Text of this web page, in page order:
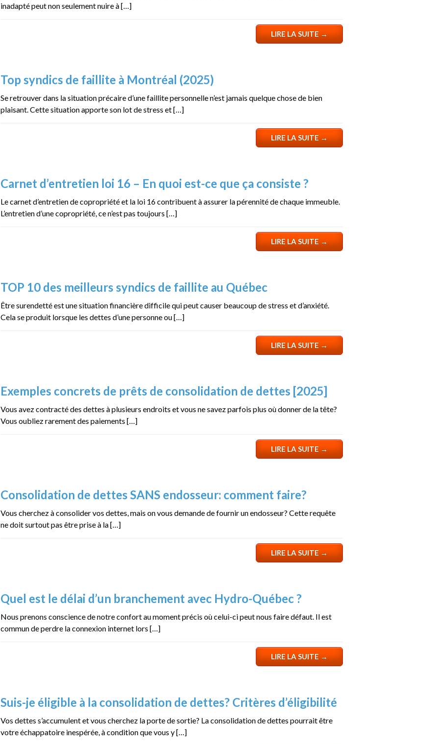
inadapté peut non seulement nuire à […]
LIRE LA SUITE→
Top syndics de faillite à Montréal (2025)
Se retrouver dans la situation précaire d’une faillite personnelle n’est jamais quelque chose de bien
plaisant. Cette situation apporte son lot de stress et […]
LIRE LA SUITE→
Carnet d’entretien loi 16 – En quoi est-ce que ça consiste ?
Le carnet d’entretien de copropriété et la loi 16 contribuent à assurer la pérennité de chaque immeuble.
L’entretien d’une copropriété, ce n’est pas toujours […]
LIRE LA SUITE→
TOP 10 des meilleurs syndics de faillite au Québec
Être surendetté est une situation financière difficile qui peut causer beaucoup de stress et d’anxiété.
Cela se produit lorsque les dettes d’une personne ou […]
LIRE LA SUITE→
Exemples concrets de prêts de consolidation de dettes [2025]
Vous avez contracté des dettes à plusieurs endroits et vous ne savez parfois plus où donner de la tête?
Vous oubliez rarement des paiements […]
LIRE LA SUITE→
Consolidation de dettes SANS endosseur: comment faire?
Vous cherchez à consolider vos dettes, mais on vous demande de fournir un endosseur? Cette requête
ne doit surtout pas être prise à la […]
LIRE LA SUITE→
Quel est le délai d’un branchement avec Hydro-Québec ?
Nous prenons conscience de notre confort au moment précis où celui-ci peut nous faire défaut. Il est
commun de perdre la connexion internet lors […]
LIRE LA SUITE→
Suis-je éligible à la consolidation de dettes? Critères d’éligibilité
Vos dettes s’accumulent et vous cherchez la porte de sortie? La consolidation de dettes pourrait être
votre échappatoire inespérée, à condition que vous y […]